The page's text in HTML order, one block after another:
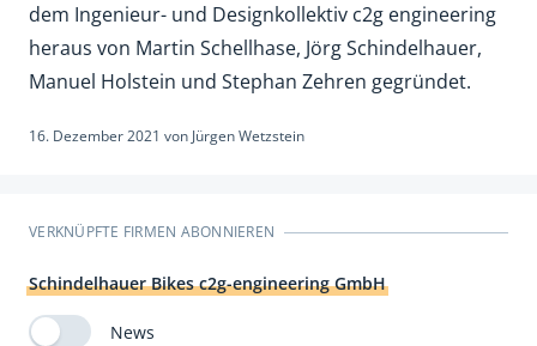
dem Ingenieur- und Designkollektiv c2g engineering
heraus von Martin Schellhase, Jörg Schindelhauer,
Manuel Holstein und Stephan Zehren gegründet.
16. Dezember 2021 von Jürgen Wetzstein
VERKNÜPFTE FIRMEN ABONNIEREN
Schindelhauer Bikes c2g-engineering GmbH
News